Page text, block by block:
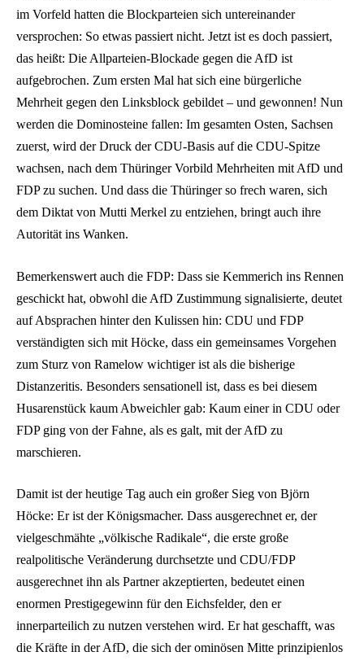
im Vorfeld hatten die Blockparteien sich untereinander
versprochen: So etwas passiert nicht. Jetzt ist es doch passiert,
das heißt: Die Allparteien-Blockade gegen die AfD ist
aufgebrochen. Zum ersten Mal hat sich eine bürgerliche
Mehrheit gegen den Linksblock gebildet – und gewonnen! Nun
werden die Dominosteine fallen: Im gesamten Osten, Sachsen
zuerst, wird der Druck der CDU-Basis auf die CDU-Spitze
wachsen, nach dem Thüringer Vorbild Mehrheiten mit AfD und
FDP zu suchen. Und dass die Thüringer so frech waren, sich
dem Diktat von Mutti Merkel zu entziehen, bringt auch ihre
Autorität ins Wanken.
Bemerkenswert auch die FDP: Dass sie Kemmerich ins Rennen
geschickt hat, obwohl die AfD Zustimmung signalisierte, deutet
auf Absprachen hinter den Kulissen hin: CDU und FDP
verständigten sich mit Höcke, dass ein gemeinsames Vorgehen
zum Sturz von Ramelow wichtiger ist als die bisherige
Distanzeritis. Besonders sensationell ist, dass es bei diesem
Husarenstück kaum Abweichler gab: Kaum einer in CDU oder
FDP ging von der Fahne, als es galt, mit der AfD zu
marschieren.
Damit ist der heutige Tag auch ein großer Sieg von Björn
Höcke: Er ist der Königsmacher. Dass ausgerechnet er, der
vielgeschmähte „völkische Radikale“, die erste große
realpolitische Veränderung durchsetzte und CDU/FDP
ausgerechnet ihn als Partner akzeptierten, bedeutet einen
enormen Prestigegewinn für den Eichsfelder, den er
innerparteilich zu nutzen verstehen wird. Er hat geschafft, was
die Kräfte in der AfD, die sich der ominösen Mitte prinzipienlos